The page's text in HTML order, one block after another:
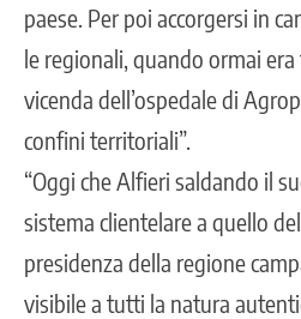
paese. Per poi accorgersi in
le regionali, quando ormai
vicenda dell’ospedale di
confini territoriali”.
“Oggi che Alfieri saldando il
sistema clientelare a quello
presidenza della regione
visibile a tutti la natura